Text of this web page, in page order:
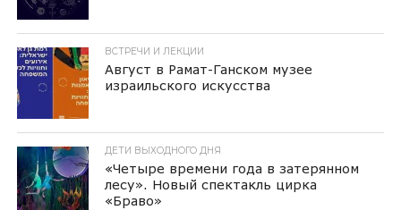
ВСТРЕЧИ И ЛЕКЦИИ
Август в Рамат-Ганском музее
израильского искусства
ДЕТИ ВЫХОДНОГО ДНЯ
«Четыре времени года в затерянном
лесу». Новый спектакль цирка
«Браво»